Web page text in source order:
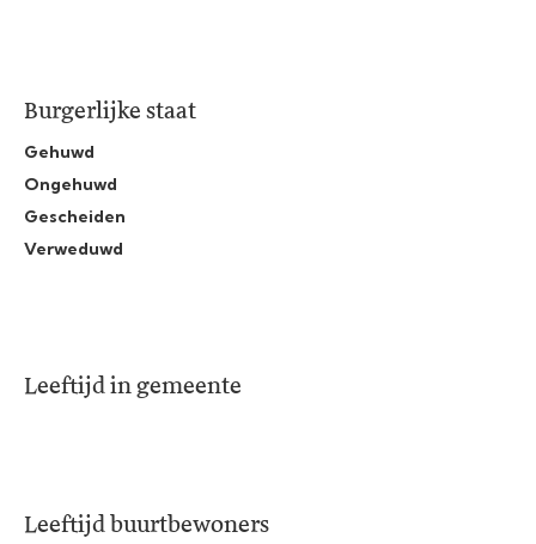
Burgerlijke staat
Gehuwd
Ongehuwd
Gescheiden
Verweduwd
Leeftijd in gemeente
Leeftijd buurtbewoners